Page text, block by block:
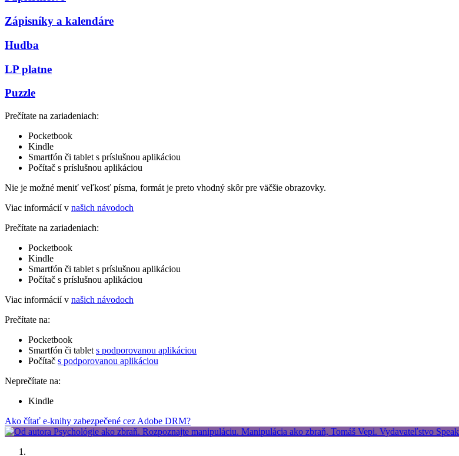
Zápisníky a kalendáre
Hudba
LP platne
Puzzle
Prečítate na zariadeniach:
Pocketbook
Kindle
Smartfón či tablet s príslušnou aplikáciou
Počítač s príslušnou aplikáciou
Nie je možné meniť veľkosť písma, formát je preto vhodný skôr pre väčšie obrazovky.
Viac informácií v našich návodoch
Prečítate na zariadeniach:
Pocketbook
Kindle
Smartfón či tablet s príslušnou aplikáciou
Počítač s príslušnou aplikáciou
Viac informácií v našich návodoch
Prečítate na:
Pocketbook
Smartfón či tablet s podporovanou aplikáciou
Počítač s podporovanou aplikáciou
Neprečítate na:
Kindle
Ako čítať e-knihy zabezpečené cez Adobe DRM?